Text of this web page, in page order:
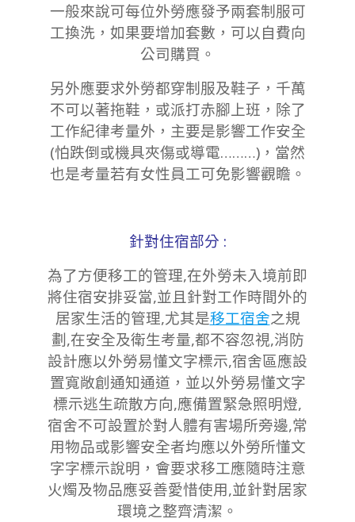
一般來說可每位外勞應發予兩套制服可
工換洗，如果要增加套數，可以自費向
公司購買。
另外應要求外勞都穿制服及鞋子，千萬
不可以著拖鞋，或派打赤腳上班，除了
工作紀律考量外，主要是影響工作安全
(怕跌倒或機具夾傷或導電………)，當然
也是考量若有女性員工可免影響觀瞻。
針對住宿部分 :
為了方便移工的管理,在外勞未入境前即
將住宿安排妥當,並且針對工作時間外的
居家生活的管理,尤其是移工宿舍之規
劃,在安全及衛生考量,都不容忽視,消防
設計應以外勞易懂文字標示,宿舍區應設
置寬敞創通知通道，並以外勞易懂文字
標示逃生疏散方向,應備置緊急照明燈,
宿舍不可設置於對人體有害場所旁邊,常
用物品或影響安全者均應以外勞所懂文
字字標示說明，會要求移工應隨時注意
火燭及物品應妥善愛惜使用,並針對居家
環境之整齊清潔。